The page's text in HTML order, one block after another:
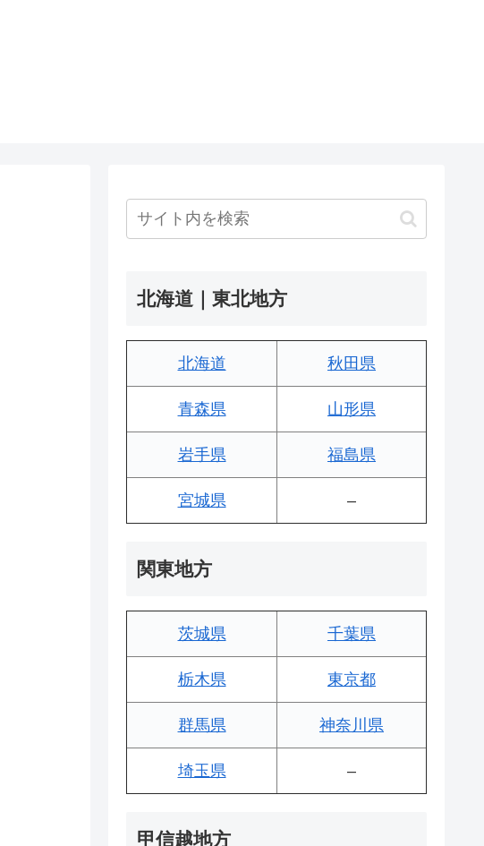
北海道｜東北地方
北海道 秋田県
青森県 山形県
岩手県 福島県
宮城県 –
関東地方
茨城県 千葉県
栃木県 東京都
群馬県 神奈川県
埼玉県 –
甲信越地方